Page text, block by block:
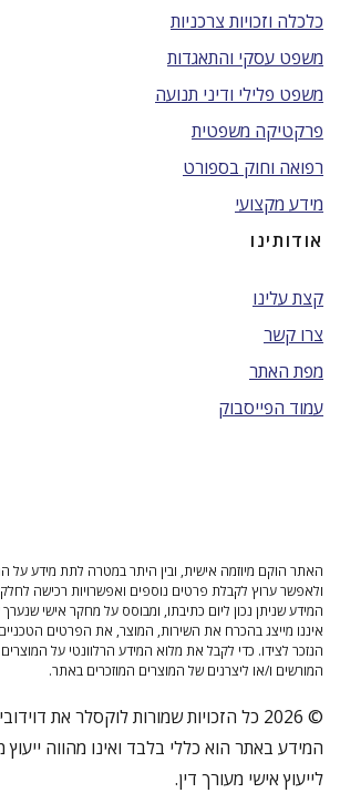
כלכלה וזכויות צרכניות
משפט עסקי והתאגדות
משפט פלילי ודיני תנועה
פרקטיקה משפטית
רפואה וחוק בספורט
מידע מקצועי
אודותינו
קצת עלינו
צרו קשר
מפת האתר
עמוד הפייסבוק
האתר הוקם מיוזמה אישית, ובין היתר במטרה לתת מידע על
ולאפשר ערוץ לקבלת פרטים נוספים ואפשרויות רכישה לחלק
המידע שניתן נכון ליום כתיבתו, ומבוסס על מחקר אישי
איננו מייצג בהכרח את השירות, המוצר, את הפרטים
הנזכר לצידו. כדי לקבל את מלוא המידע הרלוונטי על
המורשים ו/או ליצרנים של המוצרים המוזכרים באתר.
© 2026 כל הזכויות שמורות לוקסלר את דוידוביץ'
המידע באתר הוא כללי בלבד ואינו מהווה
לייעוץ אישי מעורך דין.